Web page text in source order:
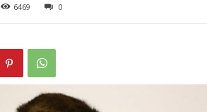
6469 0